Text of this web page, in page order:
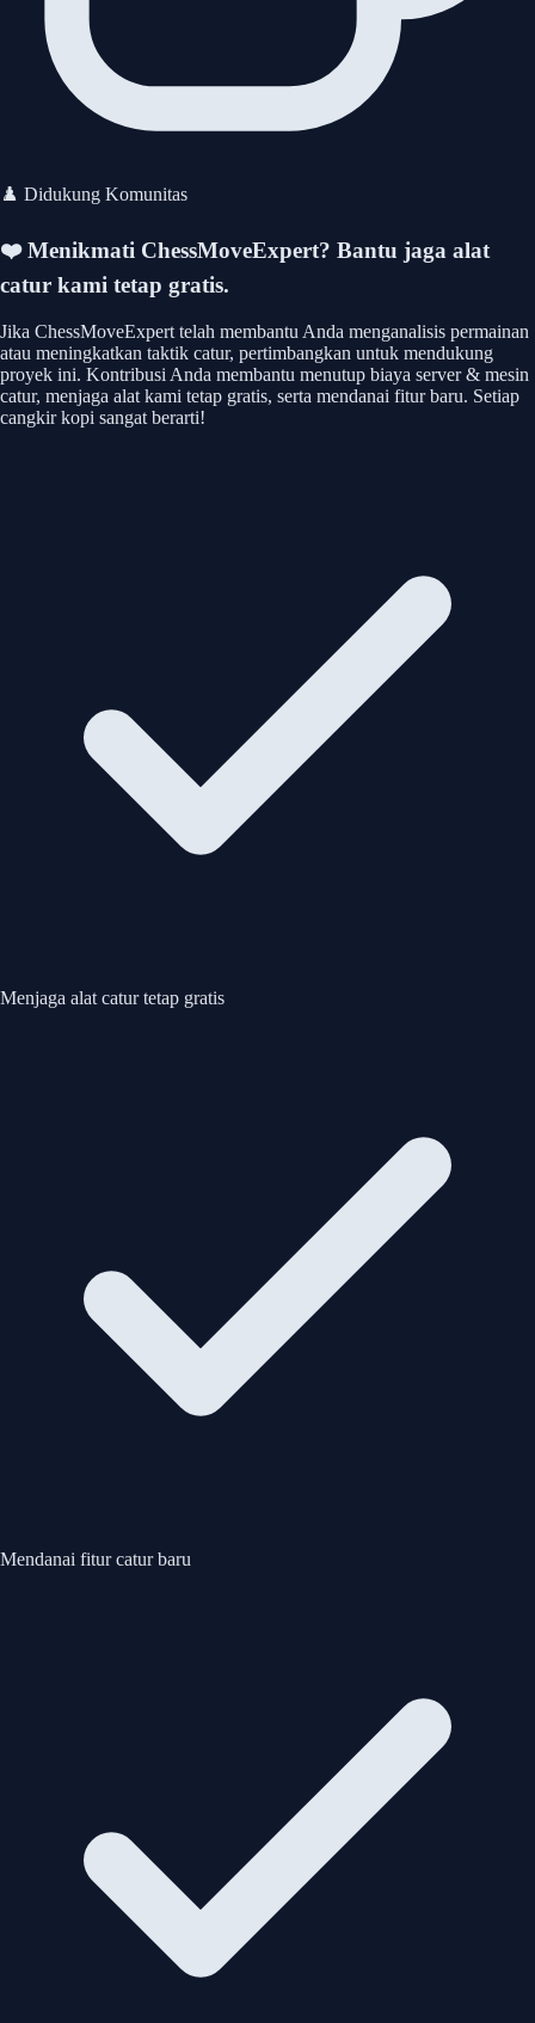
♟️ Didukung Komunitas
❤️ Menikmati ChessMoveExpert? Bantu jaga alat
catur kami tetap gratis.
Jika ChessMoveExpert telah membantu Anda menganalisis permainan
atau meningkatkan taktik catur, pertimbangkan untuk mendukung
proyek ini. Kontribusi Anda membantu menutup biaya server & mesin
catur, menjaga alat kami tetap gratis, serta mendanai fitur baru. Setiap
cangkir kopi sangat berarti!
Menjaga alat catur tetap gratis
Mendanai fitur catur baru